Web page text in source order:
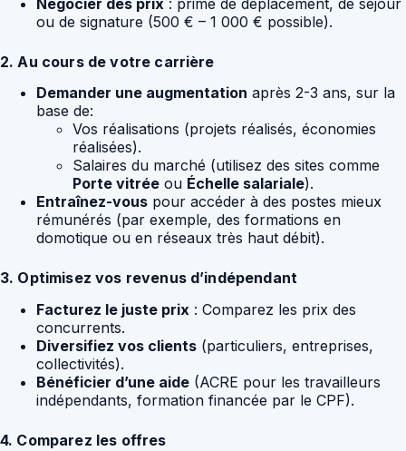
ou de signature (500 € – 1 000 € possible).
2. Au cours de votre carrière
Demander une augmentation après 2-3 ans, sur la
base de:
Vos réalisations (projets réalisés, économies
réalisées).
Salaires du marché (utilisez des sites comme
Porte vitrée ou Échelle salariale).
Entraînez-vous pour accéder à des postes mieux
rémunérés (par exemple, des formations en
domotique ou en réseaux très haut débit).
3. Optimisez vos revenus d’indépendant
Facturez le juste prix : Comparez les prix des
concurrents.
Diversifiez vos clients (particuliers, entreprises,
collectivités).
Bénéficier d’une aide (ACRE pour les travailleurs
indépendants, formation financée par le CPF).
4. Comparez les offres